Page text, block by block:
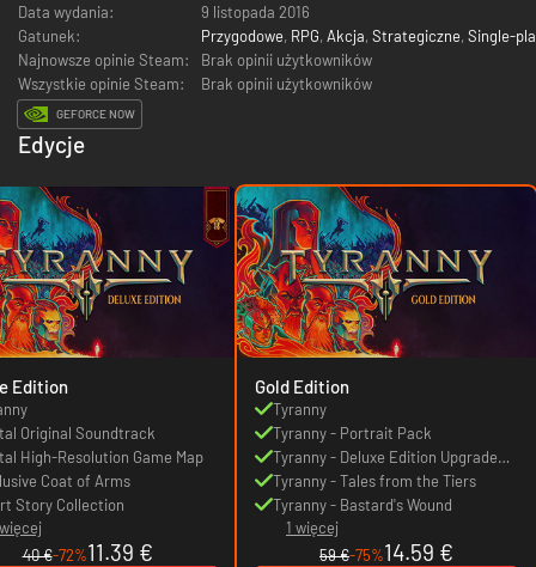
Data wydania:
9 listopada 2016
Gatunek:
Przygodowe, RPG, Akcja, Strategiczne, Single-
Najnowsze opinie Steam:
Brak opinii użytkowników
Wszystkie opinie Steam:
Brak opinii użytkowników
GEFORCE NOW
Edycje
Edition
Original Soundtrack
High-Resolution Game Map
Coat of Arms
Story Collection
40 €-72%11.39 €
Gold Edition
Tyranny
Tyranny - Portrait Pack
Tyranny - Deluxe Edition Upgrade
Pack
Tyranny - Tales from the Tiers
Tyranny - Bastard's Wound
1 więcej
59 €-75%14.59 €